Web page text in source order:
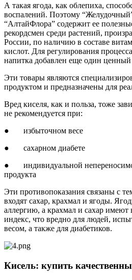
А такая ягода, как облепиха,
воспалений. Поэтому
“АлтайФлора” содержит ее
рекордсмен среди растений,
России, по наличию в составе
кислот. Для регулирования
напитка добавлен еще один
Эти товары являются
продуктом и предназначены для
Вред киселя, как и польза, тоже
не рекомендуется при:
● избыточном весе
● сахарном диабете
● индивидуальной
продукта
Эти противопоказания связаны с
входят сахар, крахмал и ягоды.
аллергию, а крахмал и сахар
индекс, что вредно для людей,
весом, а также для диабетиков.
Кисель: купить